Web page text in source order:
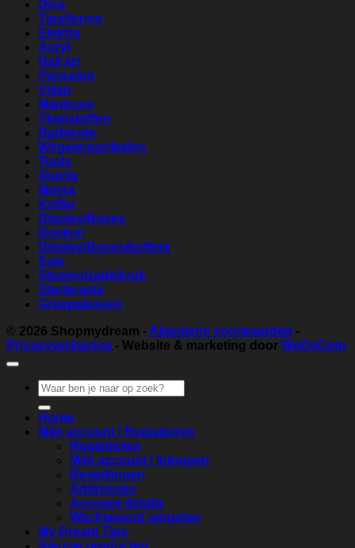
Diva
Tips/forms
Elektra
Acryl
Nail art
Penselen
Vijlen
Manicure
Vloeistoffen
Barbicide
Wegwerpartikelen
Tools
Overig
Moyra
Koffer
Display/Boxes
Boeken
Display/Boxes/koffers
Sale
Stoelen/zadelkruk
Startersets
Groepslessen
© 2026 Shopmydream - Algemene voorwaarden -
Privacyverklaring - Website & marketing door WeDeCom
Zoeken
naar:
Home
Mijn account / Registreren
Registreren
Mijn account / Inloggen
Bestellingen
Addresses
Account details
Wachtwoord vergeten
My Dream Tips